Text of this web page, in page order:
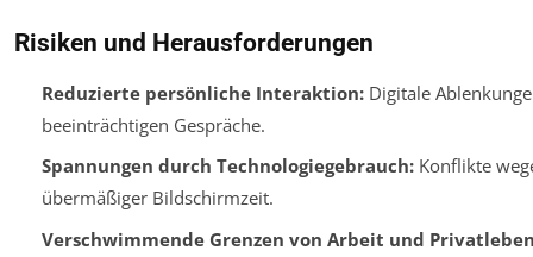
Risiken und Herausforderungen
Reduzierte persönliche Interaktion:Digitale
beeinträchtigen Gespräche.
Spannungen durch Technologiegebrauch:Konflikte
übermäßiger Bildschirmzeit.
Verschwimmende Grenzen von Arbeit und